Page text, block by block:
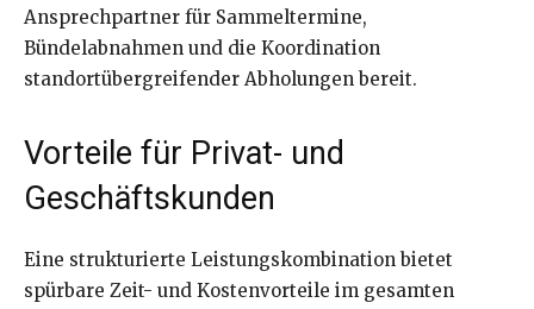
Ansprechpartner für Sammeltermine,
Bündelabnahmen und die Koordination
standortübergreifender Abholungen bereit.
Vorteile für Privat- und
Geschäftskunden
Eine strukturierte Leistungskombination bietet
spürbare Zeit- und Kostenvorteile im gesamten